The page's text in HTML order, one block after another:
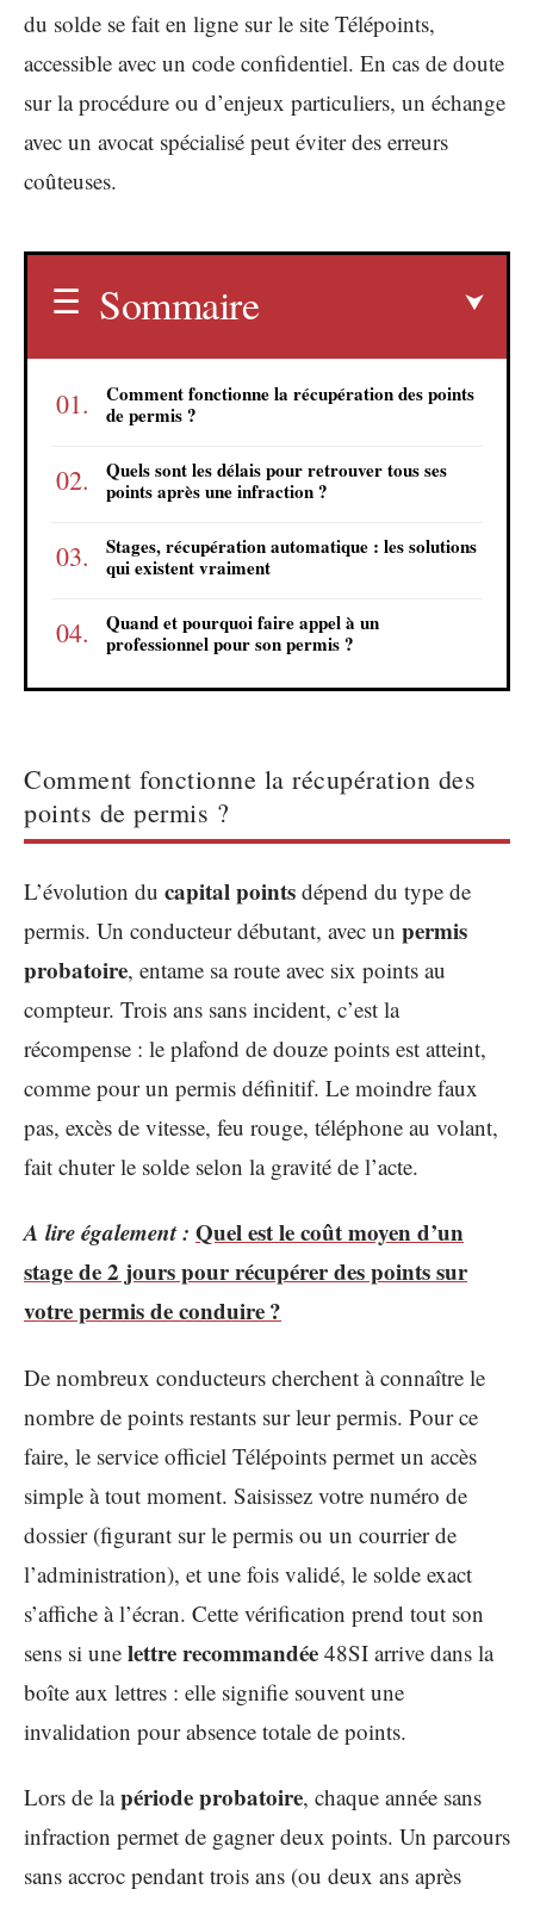
du solde se fait en ligne sur le site Télépoints,
accessible avec un code confidentiel. En cas de doute
sur la procédure ou d’enjeux particuliers, un échange
avec un avocat spécialisé peut éviter des erreurs
coûteuses.
Sommaire
Comment fonctionne la récupération des points
de permis ?
Quels sont les délais pour retrouver tous ses
points après une infraction ?
Stages, récupération automatique : les solutions
qui existent vraiment
Quand et pourquoi faire appel à un
professionnel pour son permis ?
Comment fonctionne la récupération des
points de permis ?
L’évolution du capital points dépend du type de
permis. Un conducteur débutant, avec un permis
probatoire, entame sa route avec six points au
compteur. Trois ans sans incident, c’est la
récompense : le plafond de douze points est atteint,
comme pour un permis définitif. Le moindre faux
pas, excès de vitesse, feu rouge, téléphone au volant,
fait chuter le solde selon la gravité de l’acte.
A lire également : Quel est le coût moyen d’un
stage de 2 jours pour récupérer des points sur
votre permis de conduire ?
De nombreux conducteurs cherchent à connaître le
nombre de points restants sur leur permis. Pour ce
faire, le service officiel Télépoints permet un accès
simple à tout moment. Saisissez votre numéro de
dossier (figurant sur le permis ou un courrier de
l’administration), et une fois validé, le solde exact
s’affiche à l’écran. Cette vérification prend tout son
sens si une lettre recommandée 48SI arrive dans la
boîte aux lettres : elle signifie souvent une
invalidation pour absence totale de points.
Lors de lapériode probatoire, chaque année sans
infraction permet de gagner deux points. Un parcours
sans accroc pendant trois ans (ou deux ans après